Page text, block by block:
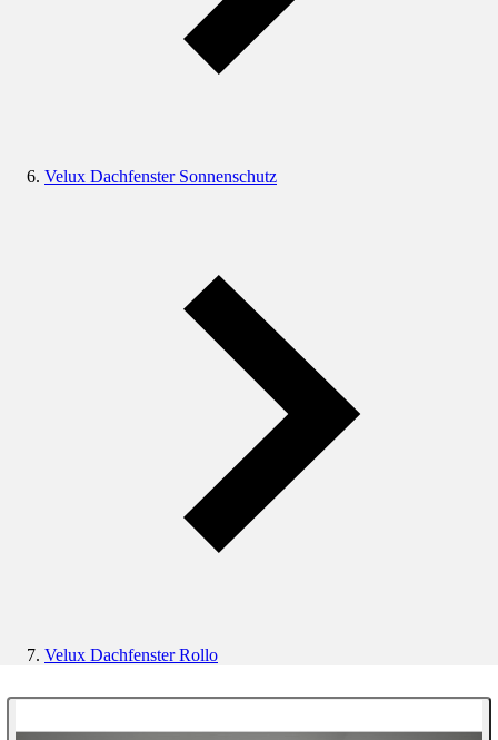
Velux Dachfenster Sonnenschutz
Velux Dachfenster Rollo